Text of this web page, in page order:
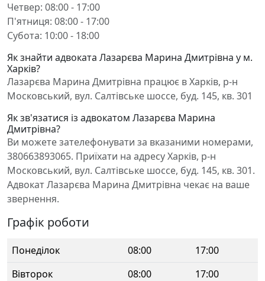
Четвер: 08:00 - 17:00
П'ятниця: 08:00 - 17:00
Субота: 10:00 - 18:00
Як знайти адвоката Лазарєва Марина Дмитрівна у м.
Харків?
Лазарєва Марина Дмитрівна працює в Харків, р-н
Московський, вул. Салтівське шоссе, буд. 145, кв. 301
Як зв'язатися із адвокатом Лазарєва Марина
Дмитрівна?
Ви можете зателефонувати за вказаними номерами,
380663893065. Приїхати на адресу Харків, р-н
Московський, вул. Салтівське шоссе, буд. 145, кв. 301.
Адвокат Лазарєва Марина Дмитрівна чекає на ваше
звернення.
Графік роботи
Понеділок 08:00
17:00
Вівторок
08:00
17:00